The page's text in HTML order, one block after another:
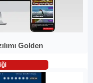
Golden